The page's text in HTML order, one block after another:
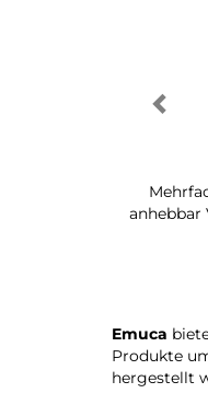
Emuca
Produkte
hergestellt